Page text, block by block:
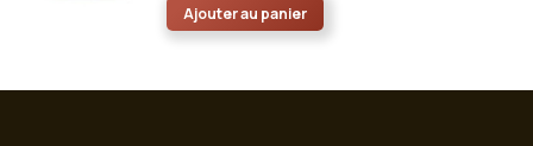
produit
choisies
Ajouter au panier